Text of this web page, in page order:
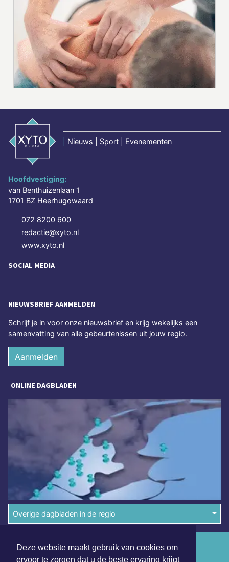
Deze website maakt gebruik van cookies om
ervoor te zorgen dat u de beste ervaring krijgt
Nieuws | Sport | Evenementen
Hoofdvestiging:
van Benthuizenlaan 1
1701 BZ Heerhugowaard
072 8200 600
redactie@xyto.nl
www.xyto.nl
SOCIAL MEDIA
NIEUWSBRIEF AANMELDEN
Schrijf je in voor onze nieuwsbrief en krijg wekelijks een
samenvatting van alle gebeurtenissen uit jouw regio.
Aanmelden
ONLINE DAGBLADEN
Overige dagbladen in de regio
Algemene voorwaarden